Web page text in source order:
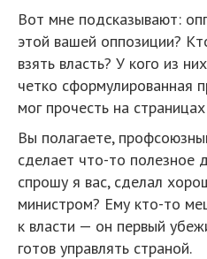
Вот мне подсказывают:
этой вашей оппозиции?
взять власть? У кого из
четко сформулированная
мог прочесть на страницах
Вы полагаете,
сделает что-то полезное
спрошу я вас, сделал
министром? Ему кто-то
к власти — он первый
готов управлять страной.